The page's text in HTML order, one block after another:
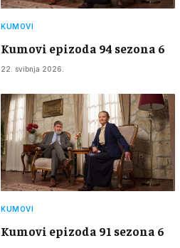
KUMOVI
Kumovi epizoda 94 sezona 6
22. svibnja 2026.
KUMOVI
Kumovi epizoda 91 sezona 6